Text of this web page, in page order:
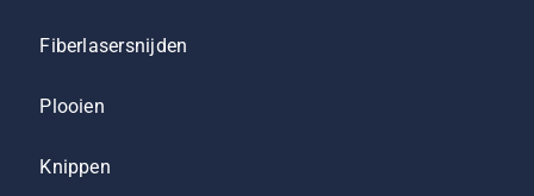
Fiberlasersnijden
Plooien
Knippen